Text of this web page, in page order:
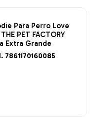
Para Perro Love
PET FACTORY
Extra Grande
7861170160085